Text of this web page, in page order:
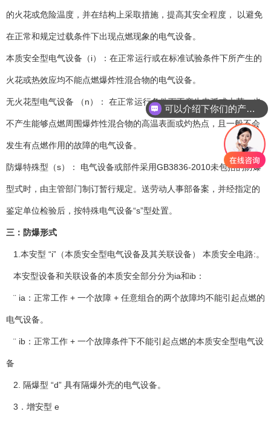
的火花或危险温度，并在结构上采取措施，提高其安全程度， 以避免
在正常和规定过载条件下出现点燃现象的电气设备。
本质安全型电气设备（i）：在正常运行或在标准试验条件下所产生的
火花或热效应均不能点燃爆炸性混合物的电气设备。
无火花型电气设备 （n）： 在正常运行条件下不产生电弧或火花，也
不产生能够点燃周围爆炸性混合物的高温表面或灼热点，且一般不会
发生有点燃作用的故障的电气设备。
防爆特殊型（s）： 电气设备或部件采用GB3836-2010未包括的防爆
型式时，由主管部门制订暂行规定。送劳动人事部备案，并经指定的
鉴定单位检验后，按特殊电气设备“s”型处置。
三：防爆形式
1.本安型 “i”（本质安全型电气设备及其关联设备） 本质安全电路:。
本安型设备和关联设备的本质安全部分分为ia和ib：
¨ ia：正常工作 + 一个故障 + 任意组合的两个故障均不能引起点燃的
电气设备。
¨ ib：正常工作 + 一个故障条件下不能引起点燃的本质安全型电气设
备
2. 隔爆型 “d” 具有隔爆外壳的电气设备。
3．增安型 e
可以介绍下你们的产品么
你们是怎么收费的呢